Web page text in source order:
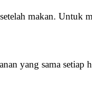
makan. Untuk
yang sama setiap